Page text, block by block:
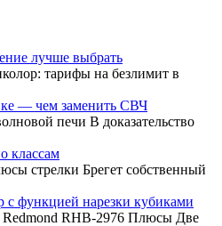
лучше выбрать
тарифы на безлимит в
— чем заменить СВЧ
печи В доказательство
классам
стрелки Брегет собственный
функцией нарезки кубиками
Redmond RHB-2976 Плюсы Две